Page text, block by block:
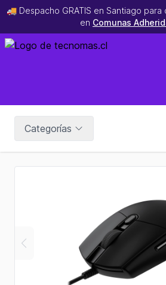
🚚 Despacho GRATIS en Santiago
en Comunas
Categorías